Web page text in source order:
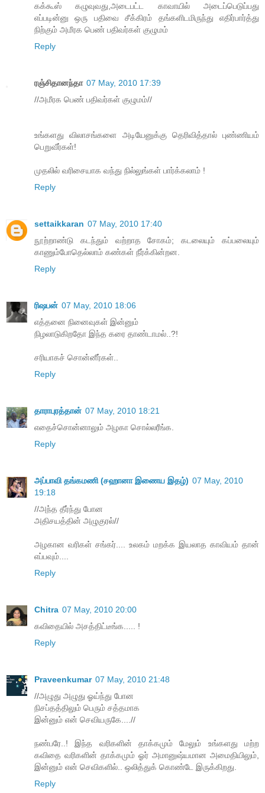
கக்கூஸ் கழுவுவது,அடைபட்ட காவாயில் அடைப்பெடுப்பது
எப்படின்னு ஒரு பதிவை சீக்கிரம் தங்களிடமிருந்து எதிர்பார்த்து
நிற்கும் அமீரக பெண் பதிவர்கள் குழுமம்
Reply
ரஞ்சிதானந்தா 07 May, 2010 17:39
//அமீரக பெண் பதிவர்கள் குழுமம்//
உங்களது விலாசங்களை அடியேனுக்கு தெரிவித்தால் புண்ணியம்
பெறுவீர்கள்!
முதலில் வரிசையாக வந்து நில்லுங்கள் பார்க்கலாம் !
Reply
settaikkaran 07 May, 2010 17:40
நூற்றாண்டு கடந்தும் வற்றாத சோகம்; கடலையும் கப்பலையும்
காணும்போதெல்லாம் கண்கள் நீர்க்கின்றன.
Reply
ரிஷபன் 07 May, 2010 18:06
எத்தனை நினைவுகள் இன்னும்
நிழலாடுகிறதோ இந்த கரை தாண்டாமல்..?!
சரியாகச் சொன்னீர்கள்..
Reply
தாராபுரத்தான் 07 May, 2010 18:21
எதைச்சொன்னாலும் அழகா சொல்லரீங்க.
Reply
அப்பாவி தங்கமணி (சஹானா இணைய இதழ்) 07 May, 2010
19:18
//அந்த தீர்ந்து போன
அதிசயத்தின் அழுகுரல்//
அழகான வரிகள் சங்கர்.... உலகம் மறக்க இயலாத காவியம் தான்
எப்பவும்....
Reply
Chitra 07 May, 2010 20:00
கவிதையில் அசத்திட்டீங்க..... !
Reply
Praveenkumar 07 May, 2010 21:48
//அழுது அழுது ஓய்ந்து போன
நிசப்தத்திலும் பெரும் சத்தமாக
இன்னும் என் செவியருகே....//
நண்பரே..! இந்த வரிகளின் தாக்கமும் மேலும் உங்களது மற்ற
கவிதை வரிகளின் தாக்கமும் ஓர் அமானுஷ்யமான அமைதியிலும்,
இன்னும் என் செவிகளில்.. ஒலித்துக் கொண்டே இருக்கிறது.
Reply